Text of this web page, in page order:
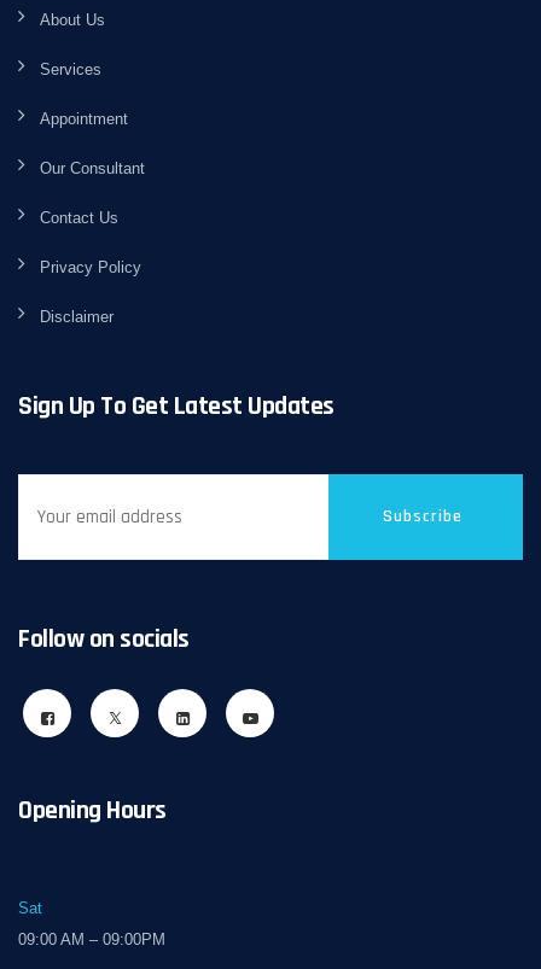
About Us
Services
Appointment
Our Consultant
Contact Us
Privacy Policy
Disclaimer
Sign Up To Get Latest Updates
Subscribe
Follow on socials
Opening Hours
Sat
09:00 AM – 09:00PM